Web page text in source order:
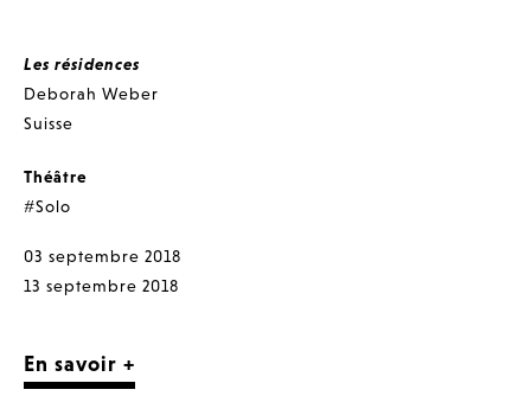
Les résidences
Deborah Weber
Suisse
Théâtre
#Solo
03 septembre 2018
13 septembre 2018
En savoir +